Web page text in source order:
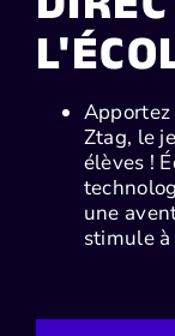
Ztag, le
élèves !
une
stimule